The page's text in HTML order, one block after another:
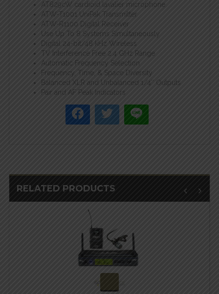
AT829cW cardioid lavalier microphone
ATW-T1001 UniPak Transmitter
ATW-R1100 Digital Receiver
Use Up To 8 Systems Simultaneously
Digital 24-bit/48 kHz Wireless
TV Interference Free 2.4 GHz Range
Automatic Frequency Selection
Frequency, Time, & Space Diversity
Balanced XLR and Unbalanced 1/4″ Outputs
Pair and AF Peak Indicators
RELATED PRODUCTS